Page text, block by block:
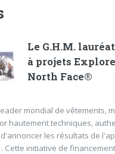
Le G.H.M.
à projets
North Face®
mondial de vêtements,
hautement techniques,
les résultats de
Cette initiative de